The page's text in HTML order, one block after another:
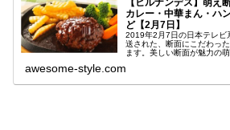
カレー・中華まん・ハ
ど【2月7日】
2019年2月7日の日本テレビ
送された、断面にこだわっ
ます。美しい断面が魅力の
awesome-style.com